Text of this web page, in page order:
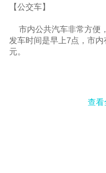
【公交车】
市内公共汽车非常方便
发车时间是早上7点，市
元。
查看